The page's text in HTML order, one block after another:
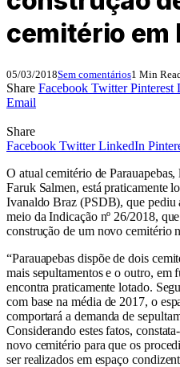
cemitério em
05/03/2018Sem comentários1 Min
Share Facebook Twitter Pinterest
Email
Share
Facebook Twitter LinkedIn
O atual cemitério de
Faruk Salmen, está praticamente
Ivanaldo Braz (PSDB), que
meio da Indicação nº 26/2018,
construção de um novo cemitério
“Parauapebas dispõe de dois
mais sepultamentos e o outro, em
encontra praticamente lotado.
com base na média de 2017, o
comportará a demanda de
Considerando estes fatos,
novo cemitério para que os
ser realizados em espaço